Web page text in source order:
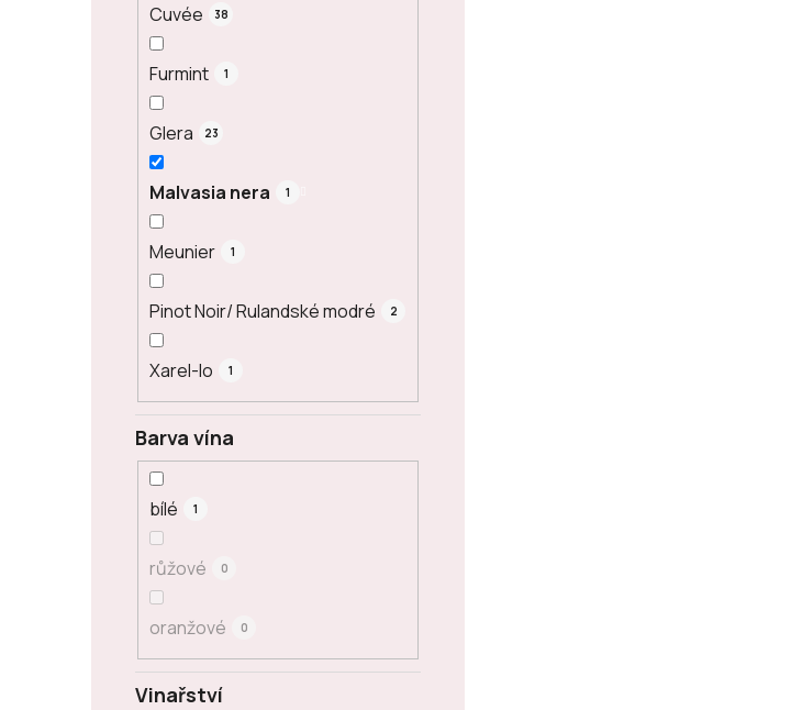
Cuvée 38
Furmint 1
Glera 23
Malvasia nera 1
Meunier 1
Pinot Noir/ Rulandské modré 2
Xarel-lo 1
Barva vína
bílé 1
růžové 0
oranžové 0
Vinařství